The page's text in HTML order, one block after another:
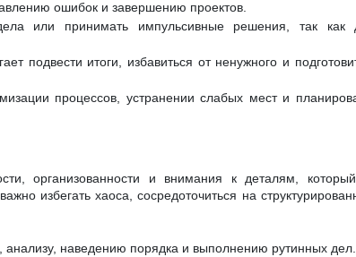
ошибок и завершению проектов.
или принимать импульсивные решения, так как
подвести итоги, избавиться от ненужного и
процессов, устранении слабых мест и
организованности и внимания к деталям,
избегать хаоса, сосредоточиться на
анализу, наведению порядка и выполнению рутинных дел.